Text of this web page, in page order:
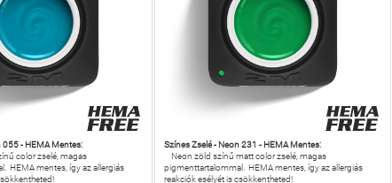
055 - HEMA Mentes:
color zselé, magas
HEMA mentes, így az allergiás
Színes Zselé - Neon 231 - HEMA Mentes:
Neon zöld színű matt color zselé, magas
pigmenttartalommal. HEMA mentes, így az allergiás
reakciók esélyét is csökkentheted!